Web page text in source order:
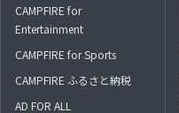
CAMPFIRE for
Entertainment
CAMPFIRE for Sports
CAMPFIRE ふるさと納税
AD FOR ALL